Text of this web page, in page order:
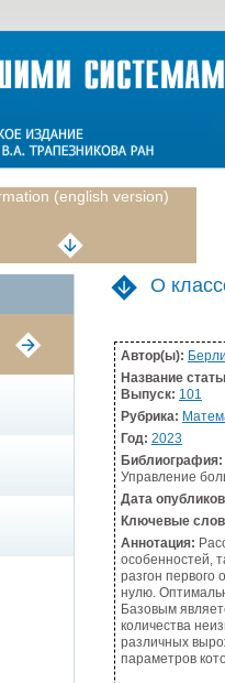
(english version)
О
Автор(ы):
Название
Выпуск: 101
Рубрика:
Год: 2023
Библиография:
Управление
Дата
Ключевые
Аннотация:
особенностей,
разгон
нулю.
Базовым
количества
различных
параметров